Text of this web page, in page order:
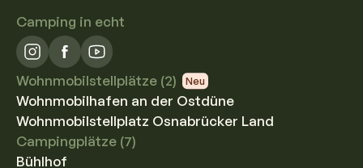
Camping in echt
Wohnmobilstellplätze (2) Neu
Wohnmobilhafen an der Ostdüne
Wohnmobilstellplatz Osnabrücker Land
Campingplätze (7)
Bühlhof